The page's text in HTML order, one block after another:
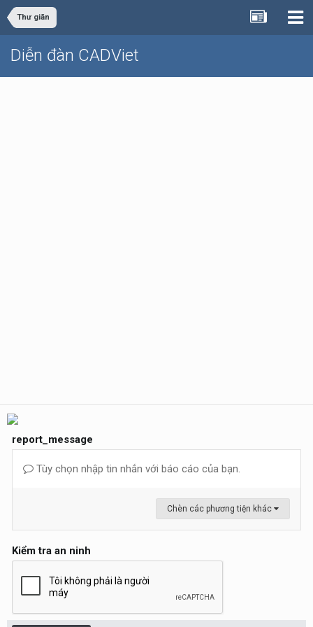
Thư giãn
Diễn đàn CADViet
report_message
Tùy chọn nhập tin nhắn với báo cáo của bạn.
Chèn các phương tiện khác
Kiểm tra an ninh